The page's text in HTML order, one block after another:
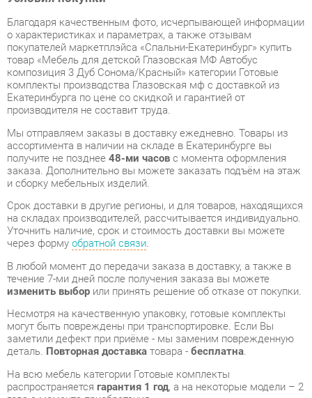
товар «Мебель для детской Глазовская МФ Автобус
композиция 3 Дуб Сонома/Красный» категории Готовые
комплекты производства Глазовская мф с доставкой из
Екатеринбурга по цене со скидкой и гарантией от
производителя не составит труда.
Мы отправляем заказы в доставку ежедневно. Товары из
ассортимента в наличии на складе в Екатеринбурге вы
получите не позднее48-ми часовс момента оформления
заказа. Дополнительно вы можете заказать подъём на этаж
Срок доставки в другие регионы, и для товаров, находящихся
на складах производителей, рассчитывается индивидуально.
Уточнить наличие, срок и стоимость доставки вы можете
через формуобратной связи.
В любой момент до передачи заказа в доставку, а также в
течение 7-ми дней после получения заказа вы можете
изменить выборили принять решение об отказе от покупки.
Несмотря на качественную упаковку, готовые комплекты
могут быть повреждены при транспортировке. Если Вы
заметили дефект при приёме - мы заменим поврежденную
деталь.Повторная доставкатовара -бесплатна.
На всю мебель категории Готовые комплекты
распространяетсягарантия 1 год , а на некоторые модели – 2
года с момента приобретения.
Мебель для детской Глазовская МФ Автобус композиция 3
Дуб Сонома/Красный
производстваГлазовская мф, соответствующее
современному государственному стандарту.